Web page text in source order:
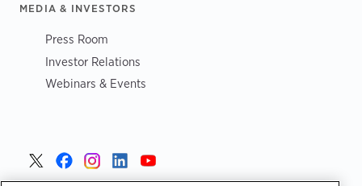
MEDIA & INVESTORS
Press Room
Investor Relations
Webinars & Events